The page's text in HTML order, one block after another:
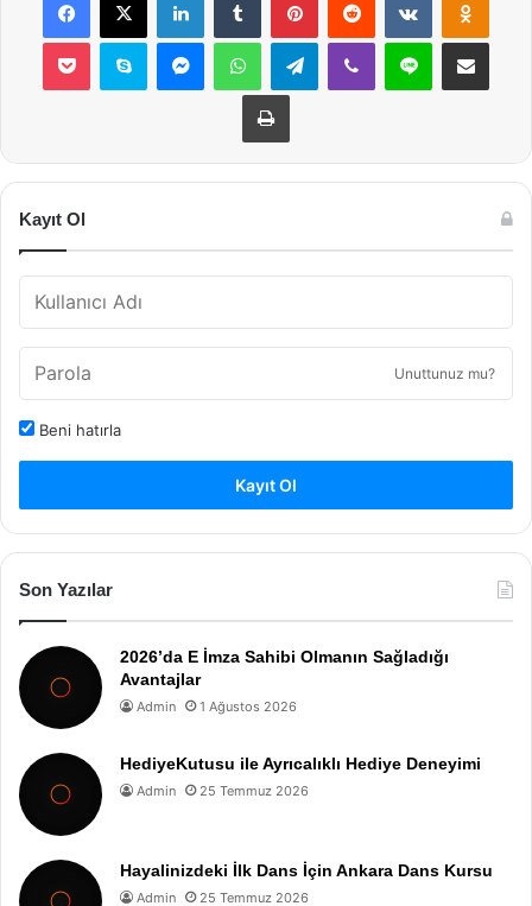
Pocket Skype MessengerWhatsAppTelegramViber Line E-Posta ile
Yazdır
Kayıt Ol
Unuttunuz mu?
Beni hatırla
Kayıt Ol
Son Yazılar
2026’da E İmza Sahibi Olmanın Sağladığı
Avantajlar
Admin 1 Ağustos 2026
HediyeKutusu ile Ayrıcalıklı Hediye Deneyimi
Admin 25 Temmuz 2026
Hayalinizdeki İlk Dans İçin Ankara Dans Kursu
Admin 25 Temmuz 2026